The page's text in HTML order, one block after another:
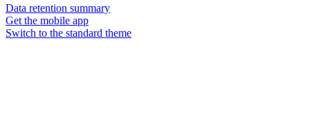
Data retention summary
Get the mobile app
Switch to the standard theme